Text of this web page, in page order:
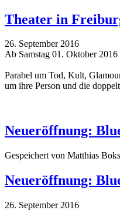
Theater in
26. September 2016
Ab Samstag 01. Oktober
Parabel um Tod, Kult,
um ihre Person und die
Neueröffnung:
Gespeichert von Matthias
Neueröffnung:
26. September 2016